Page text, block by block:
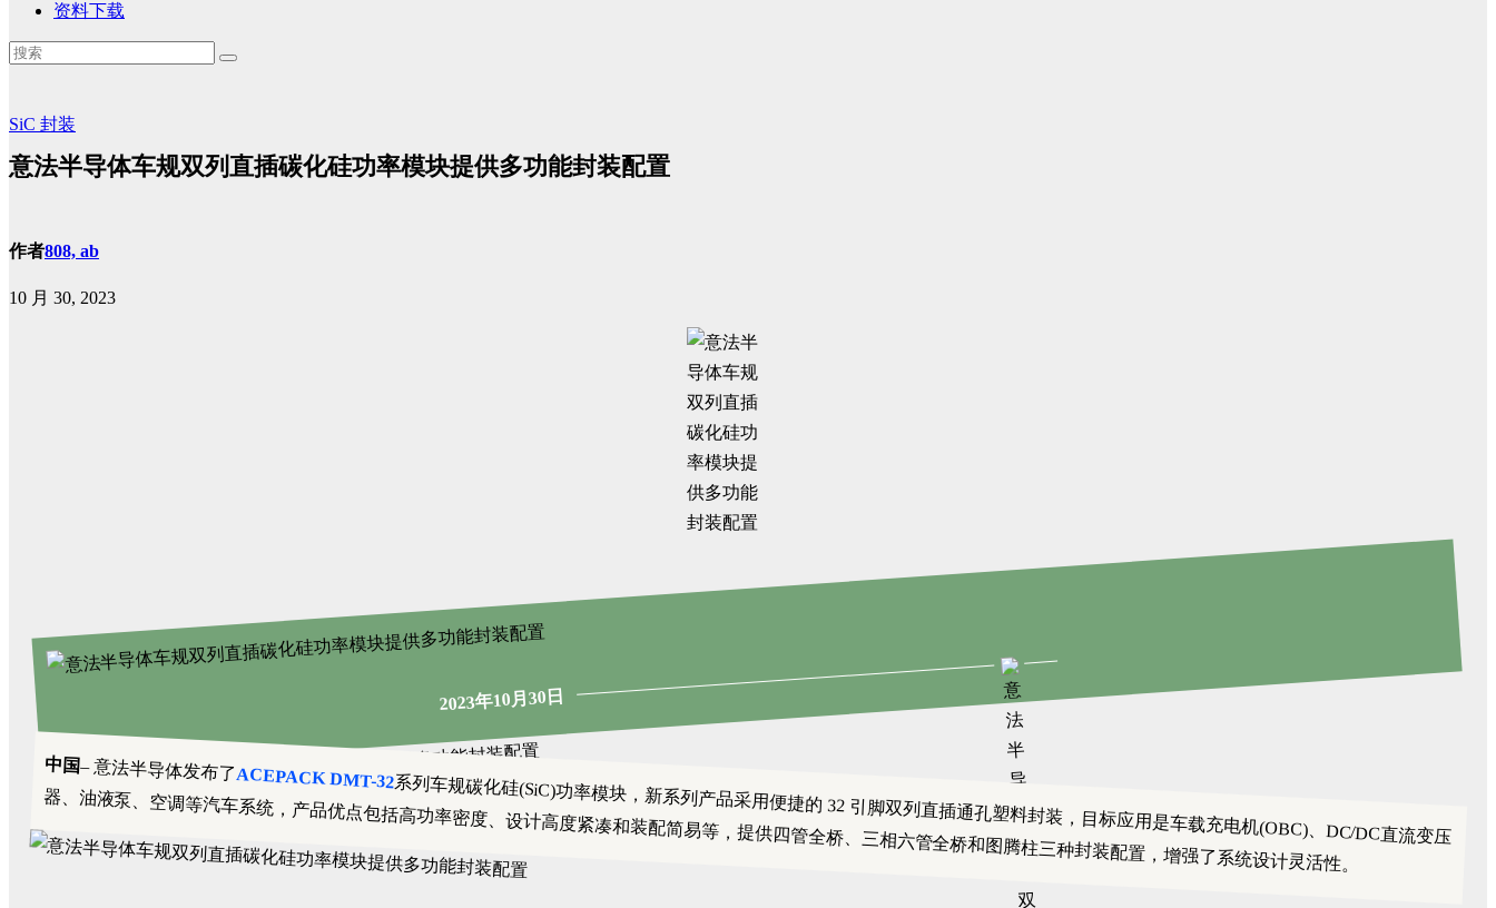
资料下载
SiC 封装
意法半导体车规双列直插碳化硅功率模块提供多功能封装配置
作者808, ab
10 月 30, 2023
2023年10月30日
中国– 意法半导体发布了ACEPACK DMT-32系列车规碳化硅(SiC)功率模块，新系列产品采用便捷的 32 引脚双列直插通孔塑料封装，目标应用是车载充电机(OBC)、DC/DC直流变压
器、油液泵、空调等汽车系统，产品优点包括高功率密度、设计高度紧凑和装配简易等，提供四管全桥、三相六管全桥和图腾柱三种封装配置，增强了系统设计灵活性。